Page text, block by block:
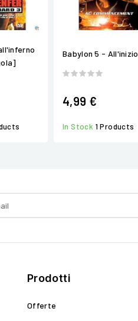
Babylon 5 - All'inizio
4,99 €
In Stock 1 Products
Prodotti
Offerte